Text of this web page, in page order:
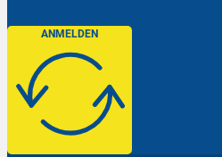
ANMELDEN